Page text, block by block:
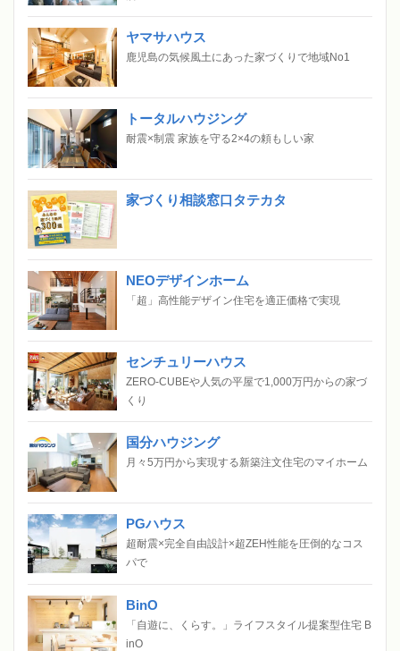
ヤマサハウス
鹿児島の気候風土にあった家づくりで地域No1
トータルハウジング
耐震×制震 家族を守る2×4の頼もしい家
家づくり相談窓口タテカタ
NEOデザインホーム
「超」高性能デザイン住宅を適正価格で実現
センチュリーハウス
ZERO-CUBEや人気の平屋で1,000万円からの家づ
くり
国分ハウジング
月々5万円から実現する新築注文住宅のマイホーム
PGハウス
超耐震×完全自由設計×超ZEH性能を圧倒的なコス
パで
BinO
「自遊に、くらす。」ライフスタイル提案型住宅 B
inO